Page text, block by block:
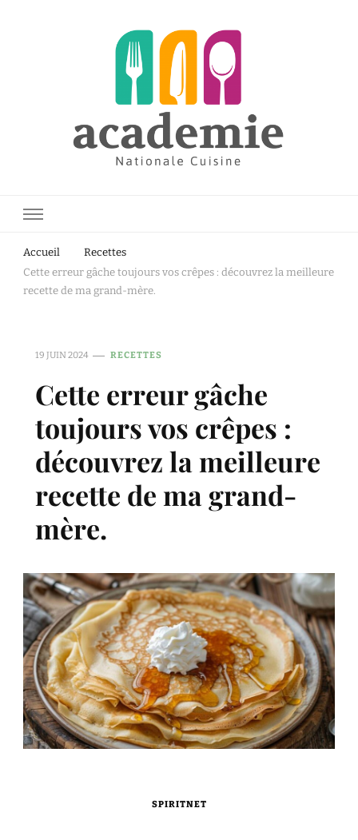
Accueil
Recettes
Cette erreur gâche toujours vos crêpes : découvrez la meilleure
recette de ma grand-mère.
19 JUIN 2024 RECETTES
Cette erreur gâche
toujours vos crêpes :
découvrez la meilleure
recette de ma grand-
mère.
SPIRITNET